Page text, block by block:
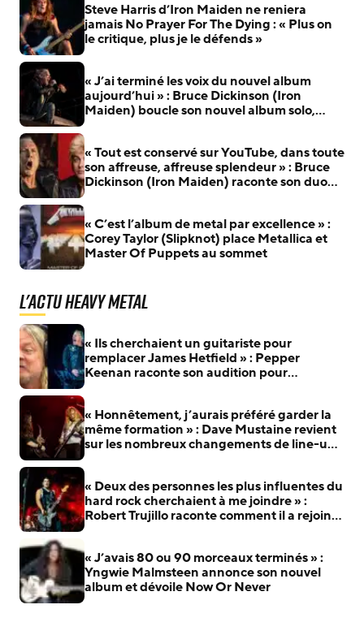
Steve Harris d’Iron Maiden ne reniera
jamais No Prayer For The Dying : « Plus on
le critique, plus je le défends »
« J’ai terminé les voix du nouvel album
aujourd’hui » : Bruce Dickinson (Iron
Maiden) boucle son nouvel album solo,
« Tout est conservé sur YouTube, dans toute
son affreuse, affreuse splendeur » : Bruce
Dickinson (Iron Maiden) raconte son duo
« C’est l’album de metal par excellence » :
Corey Taylor (Slipknot) place Metallica et
Master Of Puppets au sommet
L'actu Heavy Metal
« Ils cherchaient un guitariste pour
remplacer James Hetfield » : Pepper
Keenan raconte son audition pour
« Honnêtement, j’aurais préféré garder la
même formation » : Dave Mustaine revient
sur les nombreux changements de line-up
« Deux des personnes les plus influentes du
hard rock cherchaient à me joindre » :
Robert Trujillo raconte comment il a rejoint
« J’avais 80 ou 90 morceaux terminés » :
Yngwie Malmsteen annonce son nouvel
album et dévoile Now Or Never